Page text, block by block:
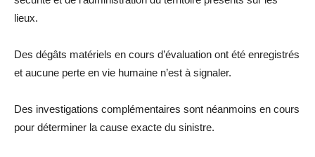
lieux.
Des dégâts matériels en cours d’évaluation ont été enregistrés
et aucune perte en vie humaine n’est à signaler.
Des investigations complémentaires sont néanmoins en cours
pour déterminer la cause exacte du sinistre.